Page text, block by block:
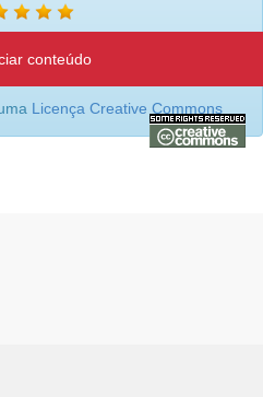
conteúdo
Licença Creative Commons